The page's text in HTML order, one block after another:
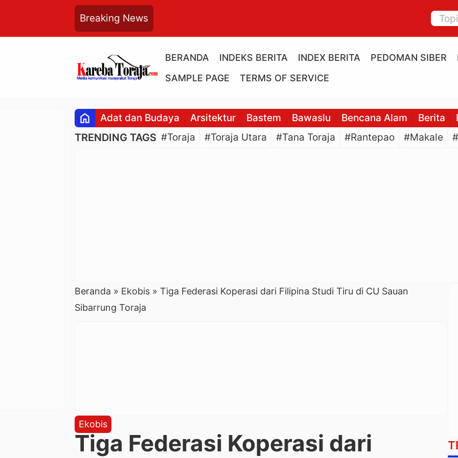
Breaking News
BERANDA INDEKS BERITA INDEX BERITA PEDOMAN SIBER
SAMPLE PAGE
TERMS OF SERVICE
home Adat dan Budaya Arsitektur Bastem Bawaslu Bencana Alam Berita
TRENDING TAGS #Toraja #Toraja Utara #Tana Toraja #Rantepao #Makale
Beranda » Ekobis » Tiga Federasi Koperasi dari Filipina Studi Tiru di CU Sauan
Sibarrung Toraja
Ekobis
Tiga Federasi Koperasi dari